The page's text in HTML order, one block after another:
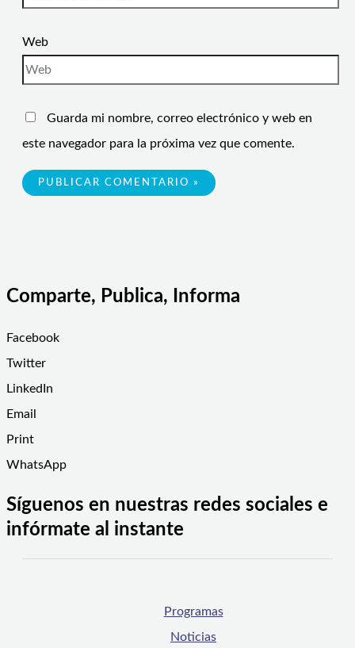
Web
Guarda mi nombre, correo electrónico y web en
este navegador para la próxima vez que comente.
Comparte, Publica, Informa
Facebook
Twitter
LinkedIn
Email
Print
WhatsApp
Síguenos en nuestras redes sociales e
infórmate al instante
Programas
Noticias